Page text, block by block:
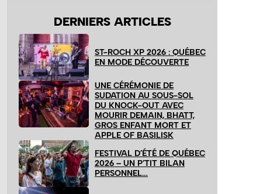
DERNIERS ARTICLES
ST-ROCH XP 2026 : QUÉBEC
EN MODE DÉCOUVERTE
UNE CÉRÉMONIE DE
SUDATION AU SOUS-SOL
DU KNOCK-OUT AVEC
MOURIR DEMAIN, BHATT,
GROS ENFANT MORT ET
APPLE OF BASILISK
FESTIVAL D’ÉTÉ DE QUÉBEC
2026 – UN P’TIT BILAN
PERSONNEL…